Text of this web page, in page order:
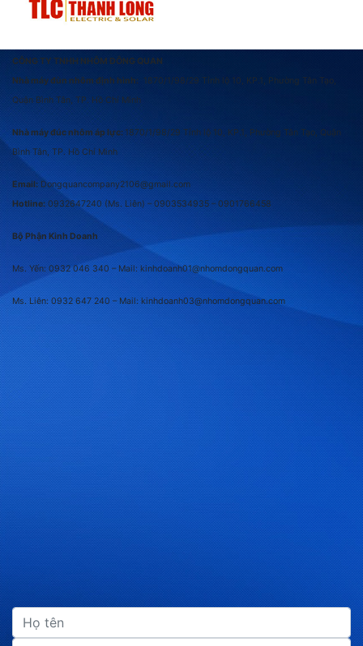
CÔNG TY TNHH NHÔM ĐÔNG QUAN
Nhà máy đùn nhôm định hình: 1870/1/98/29 Tỉnh lộ 10, KP.1, Phường Tân Tạo,
Quận Bình Tân, TP. Hồ Chí Minh
Nhà máy đúc nhôm áp lực: 1870/1/98/29 Tỉnh lộ 10, KP.1, Phường Tân Tạo, Quận
Bình Tân, TP. Hồ Chí Minh
Email: Dongquancompany2106@gmail.com
Hotline: 0932647240 (Ms. Liên) – 0903534935 –0901766458
Bộ Phận Kinh Doanh
Ms. Yến: 0932 046 340 – Mail: kinhdoanh01@nhomdongquan.com
Ms. Liên: 0932 647 240 – Mail: kinhdoanh03@nhomdongquan.com